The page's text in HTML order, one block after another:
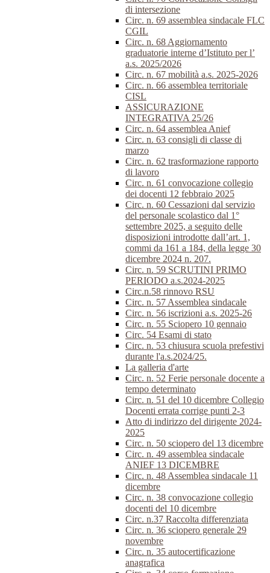
di intersezione
Circ. n. 69 assemblea sindacale FLC
CGIL
Circ. n. 68 Aggiornamento
graduatorie interne d’Istituto per l’
a.s. 2025/2026
Circ. n. 67 mobilità a.s. 2025-2026
Circ. n. 66 assemblea territoriale
CISL
ASSICURAZIONE
INTEGRATIVA 25/26
Circ. n. 64 assemblea Anief
Circ. n. 63 consigli di classe di
marzo
Circ. n. 62 trasformazione rapporto
di lavoro
Circ. n. 61 convocazione collegio
dei docenti 12 febbraio 2025
Circ. n. 60 Cessazioni dal servizio
del personale scolastico dal 1°
settembre 2025, a seguito delle
disposizioni introdotte dall’art. 1,
commi da 161 a 184, della legge 30
dicembre 2024 n. 207.
Circ. n. 59 SCRUTINI PRIMO
PERIODO a.s.2024-2025
Circ.n.58 rinnovo RSU
Circ. n. 57 Assemblea sindacale
Circ. n. 56 iscrizioni a.s. 2025-26
Circ. n. 55 Sciopero 10 gennaio
Circ. 54 Esami di stato
Circ. n. 53 chiusura scuola prefestivi
durante l'a.s.2024/25.
La galleria d'arte
Circ. n. 52 Ferie personale docente a
tempo determinato
Circ. n. 51 del 10 dicembre Collegio
Docenti errata corrige punti 2-3
Atto di indirizzo del dirigente 2024-
2025
Circ. n. 50 sciopero del 13 dicembre
Circ. n. 49 assemblea sindacale
ANIEF 13 DICEMBRE
Circ. n. 48 Assemblea sindacale 11
dicembre
Circ. n. 38 convocazione collegio
docenti del 10 dicembre
Circ. n.37 Raccolta differenziata
Circ. n. 36 sciopero generale 29
novembre
Circ. n. 35 autocertificazione
anagrafica